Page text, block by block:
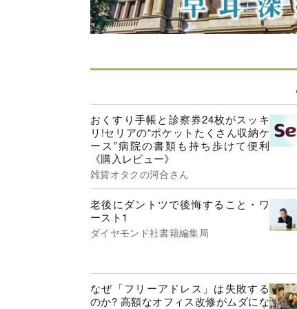
おくすり手帳と診察券24枚がスッキ
リ!セリアの“ポケットたくさん収納ケ
ース”病院の書類も持ち歩けて便利
《購入レビュー》
雑貨オタクの河合さん
老後にダントツで後悔すること・ワ
ースト1
ダイヤモンド社書籍編集局
なぜ「フリーアドレス」は失敗する
のか? 高額なオフィス改修がムダにな